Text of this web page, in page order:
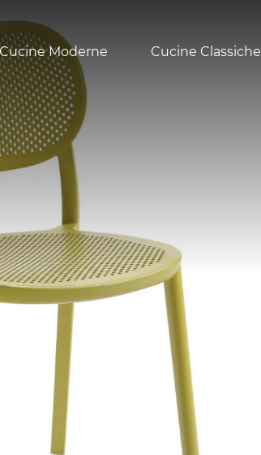
Cucine Moderne Cucine Classiche